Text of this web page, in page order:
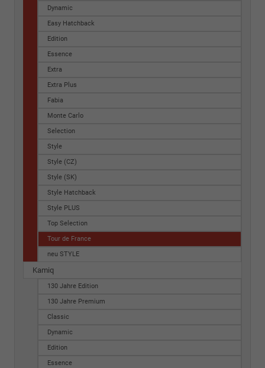
Dynamic
Easy Hatchback
Edition
Essence
Extra
Extra Plus
Fabia
Monte Carlo
Selection
Style
Style (CZ)
Style (SK)
Style Hatchback
Style PLUS
Top Selection
Tour de France
neu STYLE
Kamiq
130 Jahre Edition
130 Jahre Premium
Classic
Dynamic
Edition
Essence